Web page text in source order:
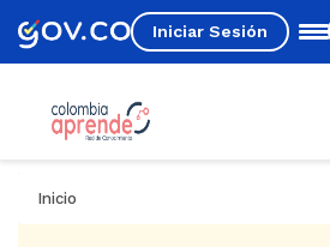
Iniciar Sesión
Estás aquí
Inicio